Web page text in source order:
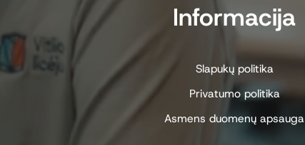
Informacija
Slapukų politika
Privatumo politika
Asmens duomenų apsauga